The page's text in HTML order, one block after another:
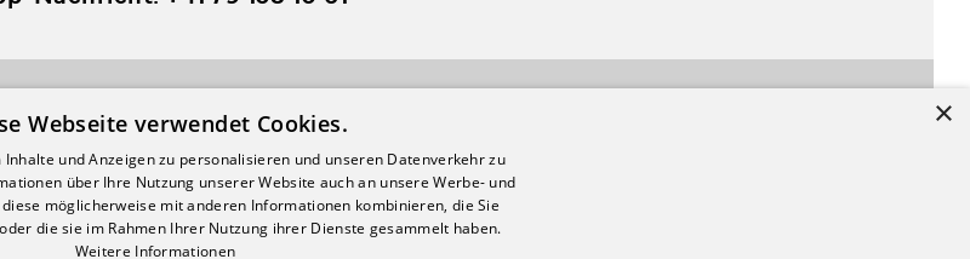
Login
Registrieren
Bestellinformationen
Impressum & AGB
Datenschutzerklärung
×
Webseite verwendet Cookies.
Inhalte und Anzeigen zu personalisieren und unseren Datenverkehr zu
über Ihre Nutzung unserer Website auch an unsere Werbe- und
möglicherweise mit anderen Informationen kombinieren, die Sie
die sie im Rahmen Ihrer Nutzung ihrer Dienste gesammelt haben.
Weitere Informationen